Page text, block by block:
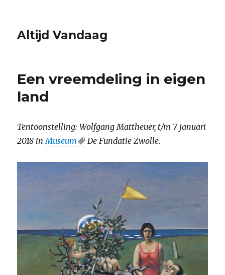
Altijd Vandaag
Een vreemdeling in eigen
land
Tentoonstelling: Wolfgang Mattheuer, t/m 7 januari
2018 inMuseum De Fundatie Zwolle.